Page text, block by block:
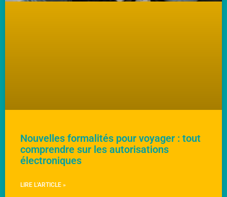
Nouvelles formalités pour voyager : tout
comprendre sur les autorisations
électroniques
LIRE L'ARTICLE »